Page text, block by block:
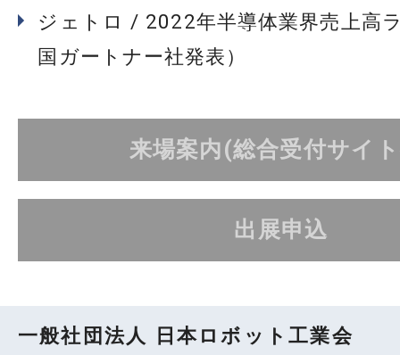
ジェトロ / 2022年半導体業界売上高
国ガートナー社発表）
来場案内(総合受付サイ
出展申込
一般社団法人 日本ロボット工業会